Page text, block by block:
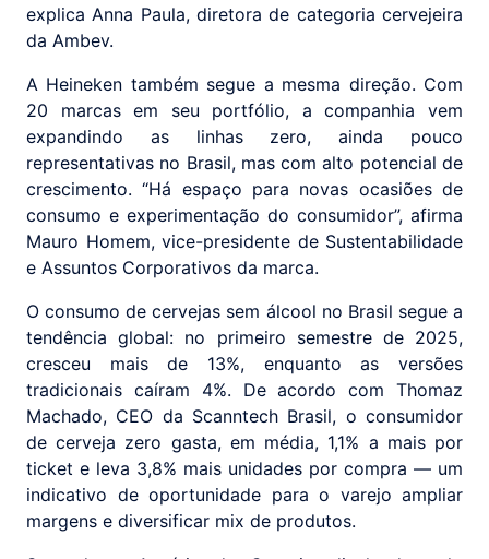
explica Anna Paula, diretora de categoria cervejeira
da Ambev.
A Heineken também segue a mesma direção. Com
20 marcas em seu portfólio, a companhia vem
expandindo as linhas zero, ainda pouco
representativas no Brasil, mas com alto potencial de
crescimento. “Há espaço para novas ocasiões de
consumo e experimentação do consumidor”, afirma
Mauro Homem, vice-presidente de Sustentabilidade
e Assuntos Corporativos da marca.
O consumo de cervejas sem álcool no Brasil segue a
tendência global: no primeiro semestre de 2025,
cresceu mais de 13%, enquanto as versões
tradicionais caíram 4%. De acordo com Thomaz
Machado, CEO da Scanntech Brasil, o consumidor
de cerveja zero gasta, em média, 1,1% a mais por
ticket e leva 3,8% mais unidades por compra — um
indicativo de oportunidade para o varejo ampliar
margens e diversificar mix de produtos.